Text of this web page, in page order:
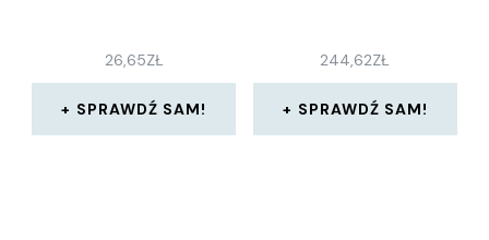
26,65ZŁ
SPRAWDŹ SAM!
244,62ZŁ
SPRAWDŹ SAM!